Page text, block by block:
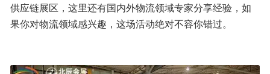
供应链展区，这里还有国内外物流领域专家分享经验，如
果你对物流领域感兴趣，这场活动绝对不容你错过。